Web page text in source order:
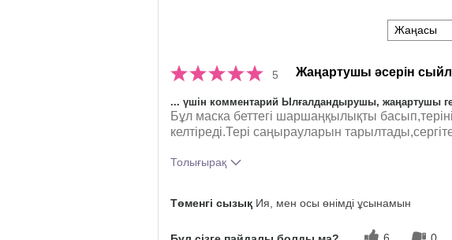
5 Жаңартушы әсерін
... үшін комментарий Ылғалдандырушы, жаңартушы
Бұл маска беттегі шаршаңқылықты
келтіреді.Тері саңырауларын
Толығырақ
жалпы қандай әсер алдыңыз?
Сергітеді, Теріге
Төменгі сызықИя, мен осы өнімді ұсынамын